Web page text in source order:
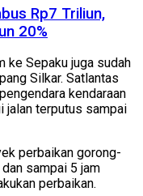
Rp7 Triliun,
20%
ke Sepaku juga sudah
Silkar. Satlantas
kendaraan
jalan terputus sampai
perbaikan gorong-
sampai 5 jam
perbaikan.